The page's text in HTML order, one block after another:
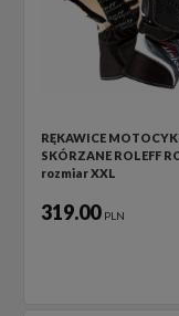
RĘKAWICE
SKÓRZANE ROLEFF
rozmiar XXL
319.00 PLN